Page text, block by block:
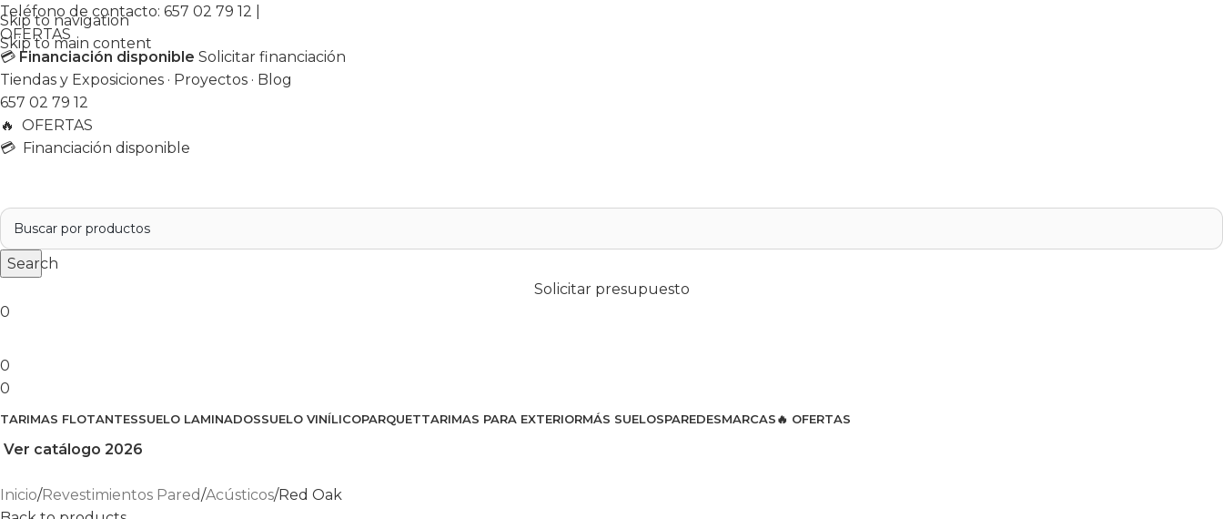
Skip to navigation
Skip to main content
Teléfono de contacto: 657 02 79 12
OFERTAS
💳 Financiación disponible Solicitar financiación
Tiendas y Exposiciones · Proyectos · Blog
657 02 79 12
🔥 OFERTAS
💳 Financiación disponible
Search
Solicitar presupuesto
0
0
0
TARIMAS FLOTANTESSUELO LAMINADOSSUELO VINÍLICOPARQUETTARIMAS PARA EXTERIORMÁS SUELOSPAREDESMARCAS🔥 OFERTAS
Ver catálogo 2026
Inicio Revestimientos Pared Acústicos Red Oak